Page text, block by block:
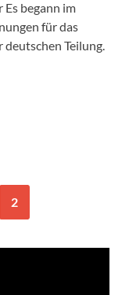
begann im
für das
Teilung.
2